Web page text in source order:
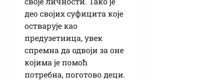
део својих суфицита које
остварује као
предузетница, увек
спремна да одвоји за оне
којима је помоћ
потребна, поготово деци.